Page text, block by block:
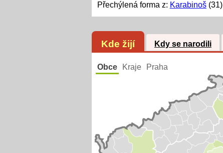
Přechýlená forma z: Karabinoš(31)
Kde žijí Kdy se narodili
Obce Kraje Praha